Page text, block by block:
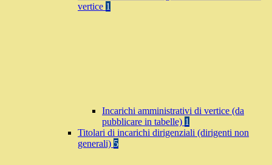
vertice 1
Incarichi amministrativi di vertice (da
pubblicare in tabelle) 1
Titolari di incarichi dirigenziali (dirigenti non
generali) 5